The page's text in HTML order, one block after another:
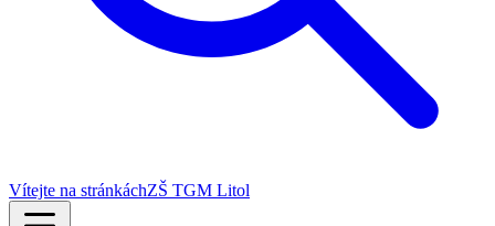
Vítejte na stránkáchZŠ TGM Litol